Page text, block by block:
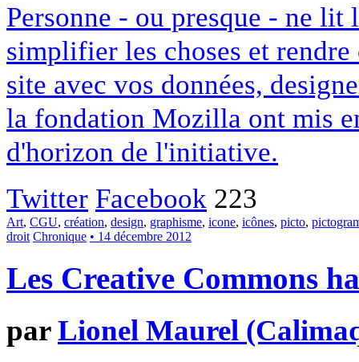
Personne - ou presque - ne
simplifier les choses et
site avec vos données,
la fondation Mozilla ont mis
d'horizon de l'initiative.
Twitter Facebook 223
Art, CGU, création, design, graphisme, icone, icônes, picto,
droit Chronique • 14 décembre 2012
Les Creative Commons
parLionel Maurel